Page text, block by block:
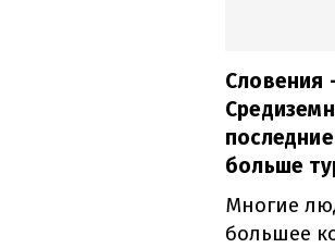
Словения
больше
Многие
большее